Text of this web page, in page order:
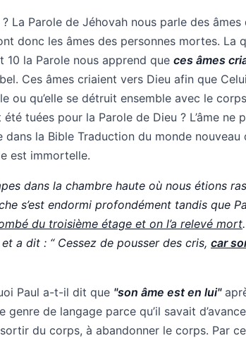
La Parole de Jéhovah nous parle des âmes
donc les âmes des personnes mortes. La
la Parole nous apprend que ces âmes
Ces âmes criaient vers Dieu afin que
ou qu’elle se détruit ensemble avec le
tuées pour la Parole de Dieu ? L’âme ne
la Bible Traduction du monde nouveau
est immortelle.
dans la chambre haute où nous étions
s’est endormi profondément tandis que
du troisième étage et on l’a relevé mort.
a dit : “ Cessez de pousser des cris, car
Paul a-t-il dit que "son âme est en lui"
de langage parce qu’il savait d’avance
du corps, à abandonner le corps. Par